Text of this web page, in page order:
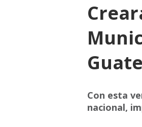
Con esta
nacional,